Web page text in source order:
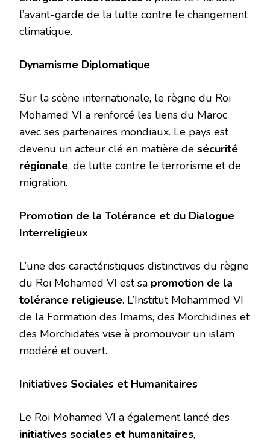
l’avant-garde de la lutte contre le changement
climatique.
Dynamisme Diplomatique
Sur la scène internationale, le règne du Roi
Mohamed VI a renforcé les liens du Maroc
avec ses partenaires mondiaux. Le pays est
devenu un acteur clé en matière de sécurité
régionale, de lutte contre le terrorisme et de
migration.
Promotion de la Tolérance et du Dialogue
Interreligieux
L’une des caractéristiques distinctives du règne
du Roi Mohamed VI est sa promotion de la
tolérance religieuse. L’Institut Mohammed VI
de la Formation des Imams, des Morchidines et
des Morchidates vise à promouvoir un islam
modéré et ouvert.
Initiatives Sociales et Humanitaires
Le Roi Mohamed VI a également lancé des
initiatives sociales et humanitaires,